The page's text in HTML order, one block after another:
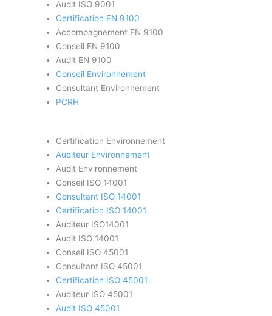
Audit ISO 9001
Certification EN 9100
Accompagnement EN 9100
Conseil EN 9100
Audit EN 9100
Conseil Environnement
Consultant Environnement
PCRH
Certification Environnement
Auditeur Environnement
Audit Environnement
Conseil ISO 14001
Consultant ISO 14001
Certification ISO 14001
Auditeur ISO14001
Audit ISO 14001
Conseil ISO 45001
Consultant ISO 45001
Certification ISO 45001
Auditeur ISO 45001
Audit ISO 45001